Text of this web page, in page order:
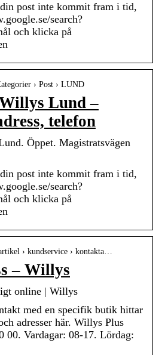
post inte kommit fram i tid,
search?
och klicka på
› Post › LUND
Lund –
telefon
Öppet. Magistratsvägen
post inte kommit fram i tid,
search?
och klicka på
› kundservice › kontakta…
– Willys
online | Willys
med en specifik butik hittar
adresser här. Willys Plus
00. Vardagar: 08-17. Lördag: